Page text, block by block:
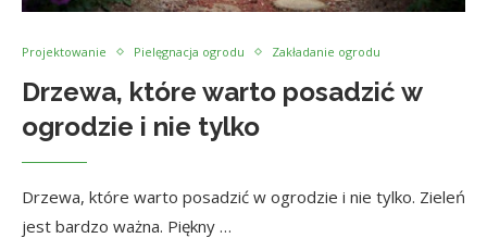
Projektowanie Pielęgnacja ogrodu Zakładanie ogrodu
Drzewa, które warto posadzić w
ogrodzie i nie tylko
Drzewa, które warto posadzić w ogrodzie i nie tylko. Zieleń
jest bardzo ważna. Piękny …